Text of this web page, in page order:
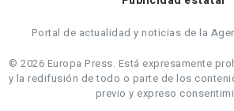
Portal de actualidad y noticias de la
© 2026 Europa Press. Está expresamente
y la redifusión de todo o parte de los
previo y expreso